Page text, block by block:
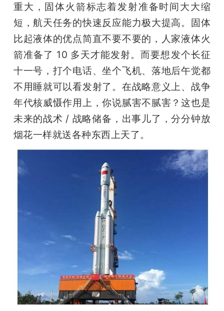
重大，固体火箭标志着发射准备时间大大缩
短，航天任务的快速反应能力极大提高。固体
比起液体的优点简直不要不要的，人家液体火
箭准备了 10 多天才能发射。而要想发个长征
十一号，打个电话、坐个飞机、落地后午觉都
不用睡就可以看发射了。在战略意义上、战争
年代核威慑作用上，你说腻害不腻害？这也是
未来的战术 / 战略储备，出事儿了，分分钟放
烟花一样就送各种东西上天了。